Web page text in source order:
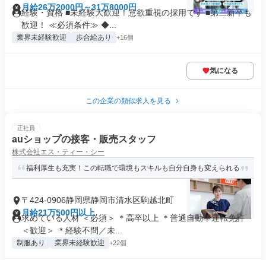
月給26万2000円～31万8000円
経験・資格 ■未経験大歓迎！意欲重視の採用です ■第二新卒も
歓迎！ ≪必須条件≫ ◆...
業界未経験歓迎 歩合給あり +16個
気になる
この企業の類似求人を見る
正社員
auショップの接客・販売スタッフ
株式会社エス・ティー・シー
福利厚生も充実！この転職で環境もスキルも自分自身も変えられる
〒424-0906静岡県静岡市清水区駒越北町
月給21万500円以上
求めている人材 ＜必須＞ ＊高卒以上 ＊普通自動車運転免許
＜歓迎＞ ＊経験不問／未...
制服あり 業界未経験歓迎 +22個